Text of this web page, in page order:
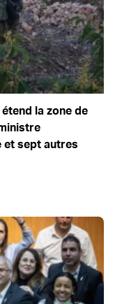
la zone de
et sept autres